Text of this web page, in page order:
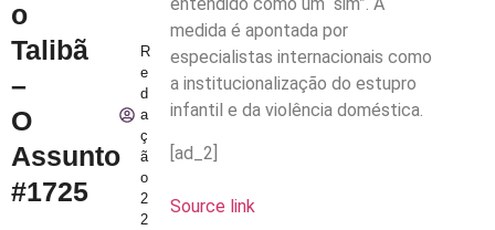
o
Talibã
–
O
Assunto
#1725
R
e
d
a
ç
ã
o
2
2
entendido como um “sim”. A
medida é apontada por
especialistas internacionais como
a institucionalização do estupro
infantil e da violência doméstica.
[ad_2]
Source link